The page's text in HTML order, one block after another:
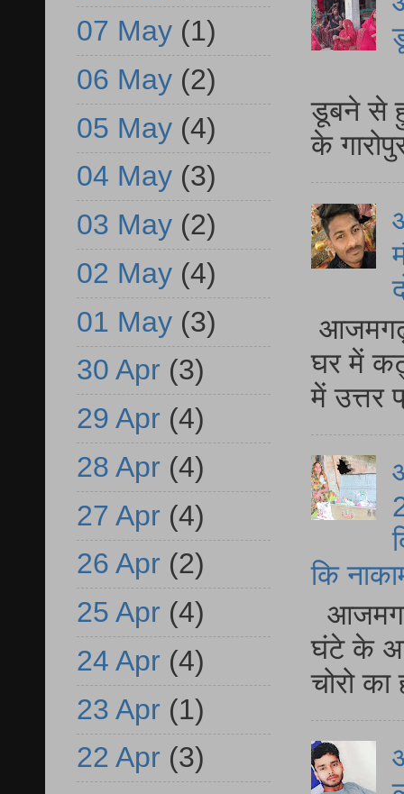
डूबने से
के
घर में
में
कि
घंटे के
चोरो
07 May (1)
06 May (2)
05 May (4)
04 May (3)
03 May (2)
02 May (4)
01 May (3)
30 Apr (3)
29 Apr (4)
28 Apr (4)
27 Apr (4)
26 Apr (2)
25 Apr (4)
24 Apr (4)
23 Apr (1)
22 Apr (3)